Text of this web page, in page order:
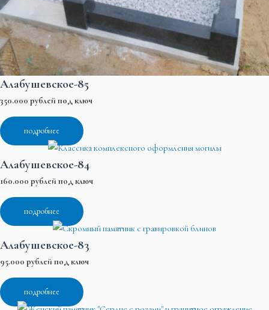
Алабушевское-85
350.000 рублей под ключ
подробнее
Алабушевское-84
160.000 рублей под ключ
подробнее
Алабушевское-83
95.000 рублей под ключ
подробнее